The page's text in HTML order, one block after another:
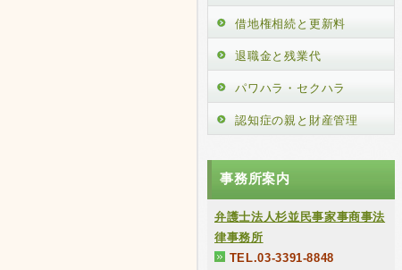
借地権相続と更新料
退職金と残業代
パワハラ・セクハラ
認知症の親と財産管理
事務所案内
弁護士法人杉並民事家事商事法
律事務所
TEL.03-3391-8848